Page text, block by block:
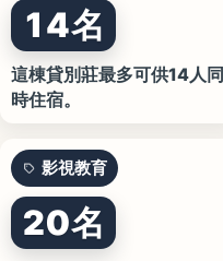
14名
這棟貸別莊最多可供14人同
時住宿。
影視教育
20名